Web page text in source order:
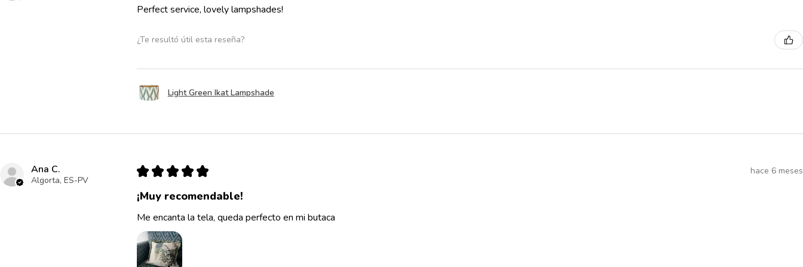
Perfect service, lovely lampshades!
¿Te resultó útil esta reseña?
Light Green Ikat Lampshade
Ana C.
Algorta, ES-PV
★ ★ ★ ★ ★ hace 6 meses
¡Muy recomendable!
Me encanta la tela, queda perfecto en mi butaca